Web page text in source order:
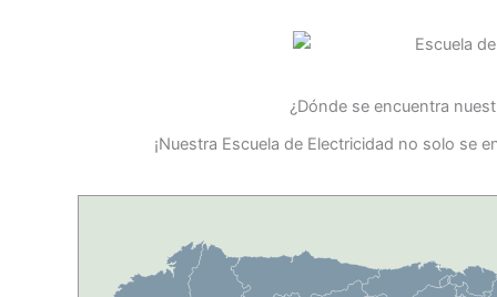
¿Dónde se encuentra
¡Nuestra Escuela de Electricidad no solo se